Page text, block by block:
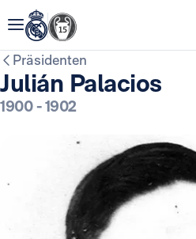
Präsidenten
Julián Palacios
1900-1902